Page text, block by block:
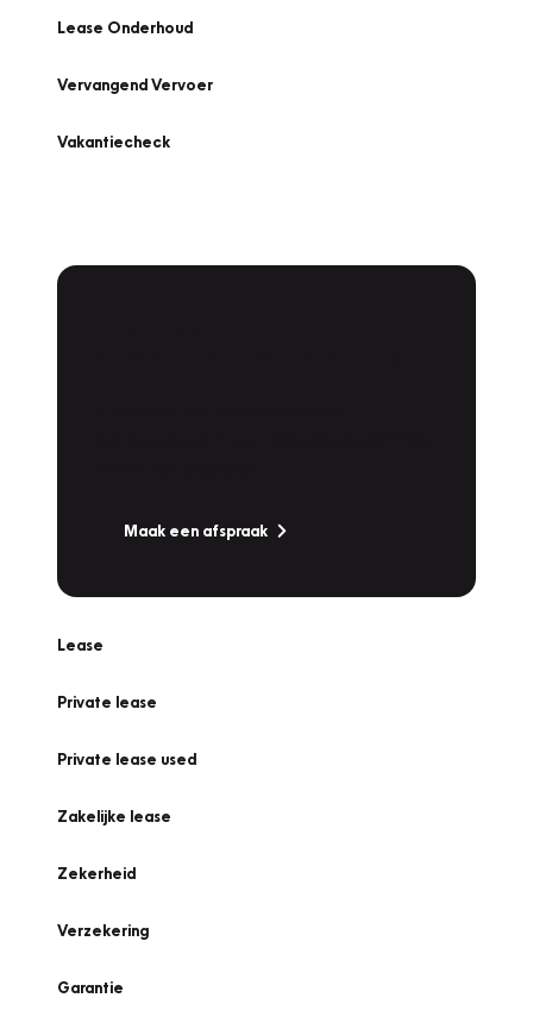
Lease Onderhoud
Vervangend Vervoer
Vakantiecheck
Maak een afspraak
Lease
Private lease
Private lease used
Zakelijke lease
Zekerheid
Verzekering
Garantie